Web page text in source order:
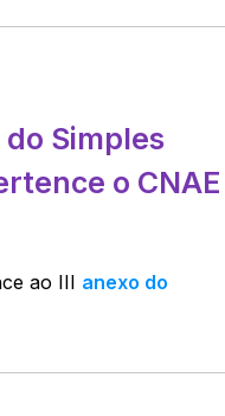
Simples
o CNAE
ao III anexo do